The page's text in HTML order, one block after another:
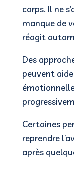
corps. Il ne
manque de
réagit
Des
peuvent
Certaines
reprendre
après